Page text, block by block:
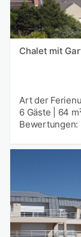
Chalet mit
Art der
6 Gäste
64
Bewertungen: